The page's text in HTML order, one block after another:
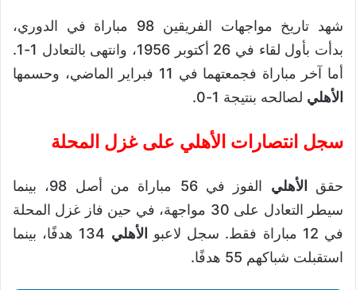
شهد تاريخ مواجهات الفريقين 98 مباراة في الدوري،
بدأت بأول لقاء في 26 أكتوبر 1956، وانتهى بالتعادل 1-1.
أما آخر مباراة فجمعتهما في 11 فبراير الماضي، وحسمها
الأهلي لصالحه بنتيجة 1-0.
سجل انتصارات الأهلي على غزل المحلة
حقق الأهلي
الفوز في 56 مباراة من أصل 98، بينما
سيطر التعادل على 30 مواجهة، في حين فاز غزل المحلة
في 12 مباراة فقط. سجل لاعبو
الأهلي
134 هدفًا، بينما
استقبلت شباكهم 55 هدفًا.